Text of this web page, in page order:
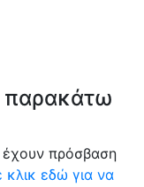
παρακάτω
έχουν πρόσβαση
κλικ εδώ για να